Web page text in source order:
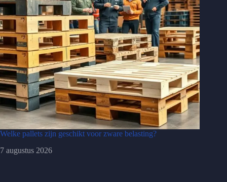
Welke pallets zijn geschikt voor zware belasting?
7 augustus 2026